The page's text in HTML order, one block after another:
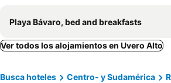
Playa Bávaro, bed and breakfasts
Ver todos los alojamientos en Uvero Alto
Busca hoteles Centro- y Sudamérica